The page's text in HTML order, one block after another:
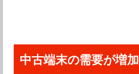
中古端末の需要が増加